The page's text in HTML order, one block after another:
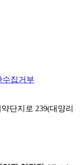
수집거부
단지로 239(대양리